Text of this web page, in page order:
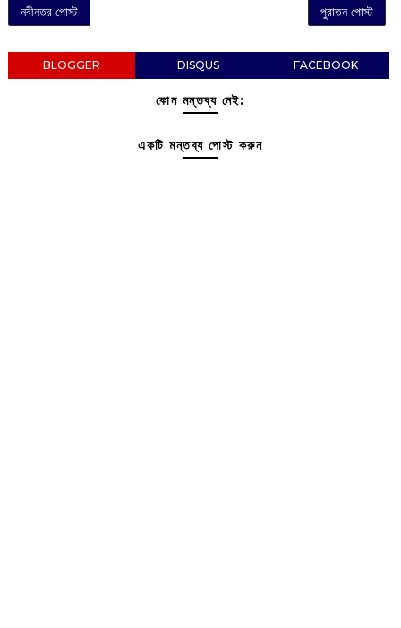
নবীনতর পোস্ট পুরাতন পোস্ট
BLOGGER DISQUS FACEBOOK
কোন মন্তব্য নেই:
একটি মন্তব্য পোস্ট করুন